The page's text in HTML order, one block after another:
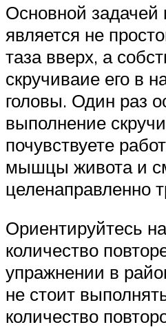
Основной задачей
является не
таза вверх, а
скручиваие его в
головы. Один раз
выполнение
почувствуете
мышцы живота и
целенаправленно
Ориентируйтесь
количество
упражнении в
не стоит
количество